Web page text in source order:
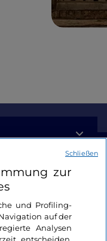
zur
und Profiling-
auf der
Analysen
Schließen